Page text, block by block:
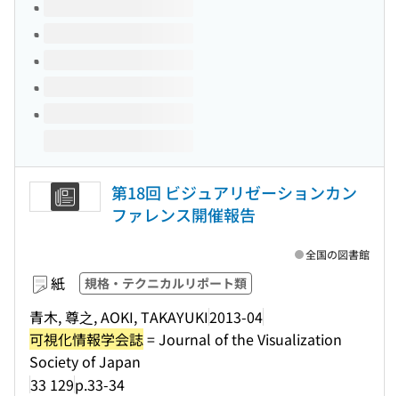
このタイトルの巻号
第18回 ビジュアリゼーションカン
ファレンス開催報告
紙 規格・テクニカルリポート類
青木, 尊之, AOKI, TAKAYUKI2013-04
可視化情報学会誌= Journal of the Visualization
Society of Japan
33 129p.33-34
全国の図書館